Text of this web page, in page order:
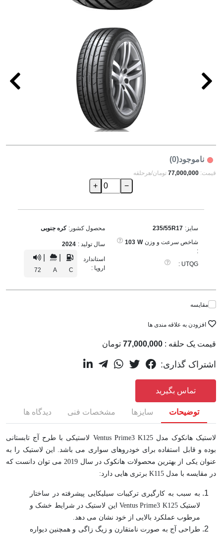
ناموجود(0)
قیمت: 77,000,000 تومان/هرحلقه
−
+
سایز: 235/55R17
شاخص سرعت و وزن
:
W
103
UTQG :
محصول کشور: کره جنوبی
سال تولید : 2024
استاندارد
اروپا :
C
A
72
مقایسه
افزودن به علاقه مندی ها
قیمت یک حلقه : 77,000,000 تومان
اشتراک گذاری:
تماس بگیرید
توضیحات سایزها مشخصات فنی دیدگاه ها
لاستیک هانکوک مدل Ventus Prime3 K125 لاستیکی با طرح آج تابستانی
بوده و قابل استفاده برای خودروهای سواری می باشد. این لاستیک را به
عنوان یکی از بهترین محصولات هانکوک در سال 2019 می توان دانست که
در مقایسه با مدل K115 برتری هایی دارد:
به سبب به کارگیری ترکیبات سیلیکایی پیشرفته در ساختار
لاستیک Ventus Prime3 K125 این لاستیک در شرایط خشک و
مرطوب عملکرد بالایی از خود نشان می دهد.
طراحی آج به صورت نامتقارن و زیگ زاگی و همچنین دیواره